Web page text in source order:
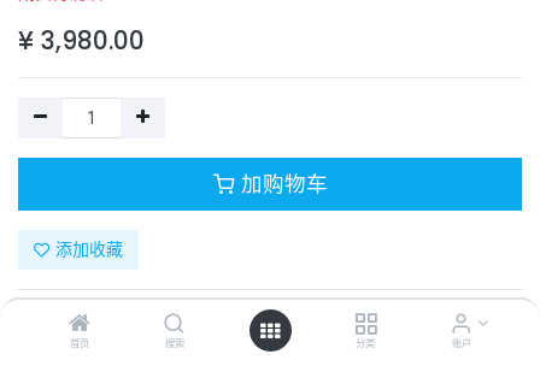
首页 搜索 分类 账户
¥ 3,980.00
加购物车
添加收藏
目录号：3576/10
计量单位：